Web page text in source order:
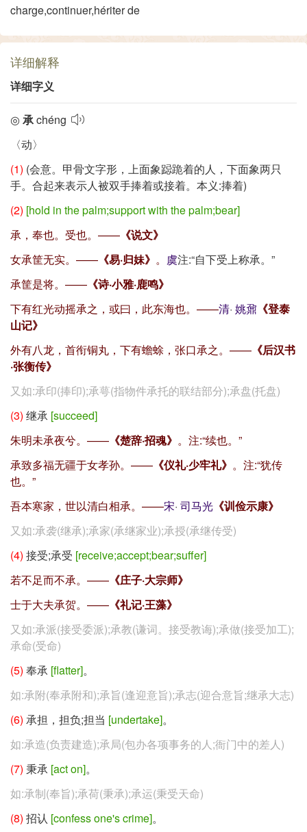
charge,continuer,hériter de
详细解释
详细字义
◎ 承chéng
〈动〉
(1) (会意。甲骨文字形，上面象跽跪着的人，下面象两只
手。合起来表示人被双手捧着或接着。本义:捧着)
(2) [hold in the palm;support with the palm;bear]
承，奉也。受也。—— 《说文》
女承筐无实。—— 《易·归妹》 。 虞注:“自下受上称承。”
承筐是将。—— 《诗·小雅·鹿鸣》
下有红光动摇承之，或曰，此东海也。——清· 姚鼐 《登泰
山记》
外有八龙，首衔铜丸，下有蟾蜍，张口承之。—— 《后汉书
·张衡传》
又如:承印(捧印);承萼(指物件承托的联结部分);承盘(托盘)
(3) 继承 [succeed]
朱明未承夜兮。—— 《楚辞·招魂》 。注:“续也。”
承致多福无疆于女孝孙。—— 《仪礼·少牢礼》 。注:“犹传
也。”
吾本寒家，世以清白相承。——宋· 司马光 《训俭示康》
又如:承袭(继承);承家(承继家业);承授(承继传受)
(4) 接受;承受 [receive;accept;bear;suffer]
若不足而不承。—— 《庄子·大宗师》
士于大夫承贺。—— 《礼记·王藻》
又如:承派(接受委派);承教(谦词。接受教诲);承做(接受加工);
承命(受命)
(5) 奉承 [flatter]。
如:承附(奉承附和);承旨(逢迎意旨);承志(迎合意旨;继承大志)
(6) 承担，担负;担当 [undertake]。
如:承造(负责建造);承局(包办各项事务的人;衙门中的差人)
(7) 秉承 [act on]。
如:承制(奉旨);承荷(秉承);承运(秉受天命)
(8) 招认 [confess one's crime]。